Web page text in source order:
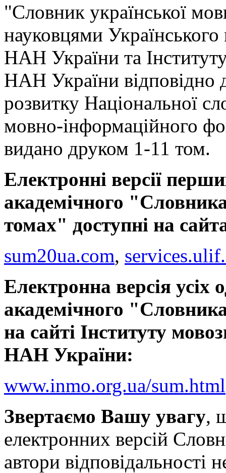
"Словник української
науковцями
НАН України та
НАН України відповідно
розвитку Національної
мовно-інформаційного
видано друком 1-11 том.
Електронні версії
академічного
томах" доступні на
sum20ua.com,
Електронна версія усіх
академічного
на сайті Інституту
НАН України:
www.inmo.org.ua/sum.html
Звертаємо Вашу увагу,
електронних версій
автори відповідальності